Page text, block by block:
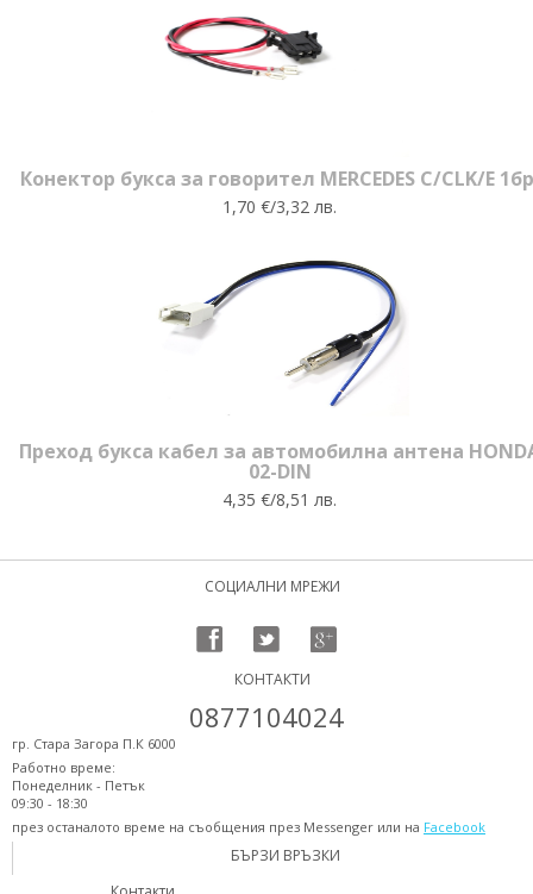
Конектор букса за говорител MERCEDES C/CLK/E
1,70 €/3,32 лв.
Преход букса кабел за автомобилна антена
02-DIN
4,35 €/8,51 лв.
СОЦИАЛНИ МРЕЖИ
КОНТАКТИ
0877104024
гр. Стара Загора П.К 6000
Работно време:
Понеделник - Петък
09:30 - 18:30
през останалото време на съобщения през Messenger или на Facebook
БЪРЗИ ВРЪЗКИ